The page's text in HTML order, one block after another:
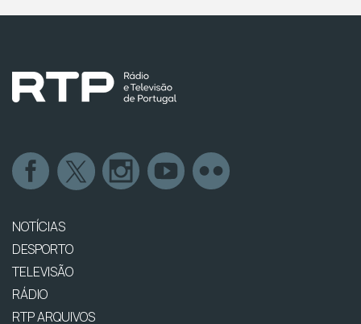
NOTÍCIAS
DESPORTO
TELEVISÃO
RÁDIO
RTP ARQUIVOS